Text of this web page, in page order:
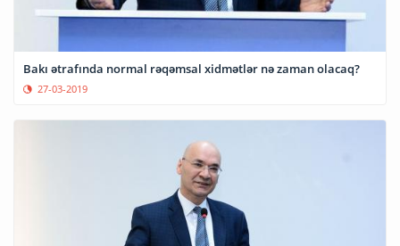
Bakı ətrafında normal rəqəmsal xidmətlər nə zaman olacaq?
27-03-2019